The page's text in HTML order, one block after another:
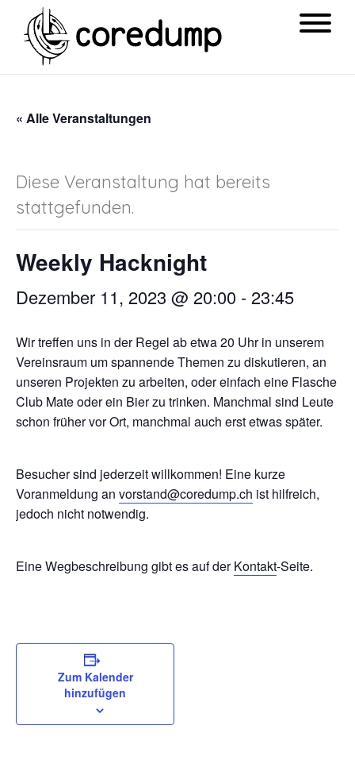
« Alle Veranstaltungen
Diese Veranstaltung hat bereits
stattgefunden.
Weekly Hacknight
Dezember 11, 2023 @ 20:00 - 23:45
Wir treffen uns in der Regel ab etwa 20 Uhr in unserem
Vereinsraum um spannende Themen zu diskutieren, an
unseren Projekten zu arbeiten, oder einfach eine Flasche
Club Mate oder ein Bier zu trinken. Manchmal sind Leute
schon früher vor Ort, manchmal auch erst etwas später.
Besucher sind jederzeit willkommen! Eine kurze
Voranmeldung an vorstand@coredump.ch ist hilfreich,
jedoch nicht notwendig.
Eine Wegbeschreibung gibt es auf derKontakt-Seite.
Zum Kalender
hinzufügen